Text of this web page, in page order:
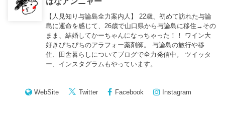
【人見知り与論島全力案内人】 22歳、初めて訪れた与論
島に運命を感じて、26歳で山口県から与論島に移住→その
まま、結婚してかーちゃんになっちゃった！！ ワイン大
好きぴちぴちのアラフォー薬剤師。 与論島の旅行や移
住、田舎暮らしについてブログで全力発信中。 ツイッタ
ー、インスタグラムもやっています。
WebSite Twitter Facebook Instagram